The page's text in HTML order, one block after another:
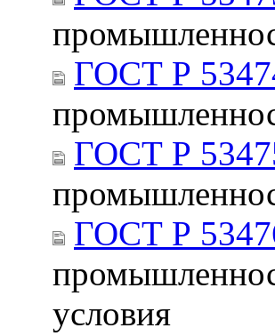
ГОСТ Р
ГОСТ Р
ГОСТ Р
условия